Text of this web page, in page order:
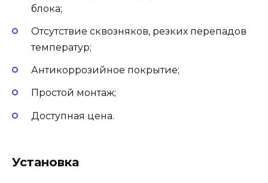
блока;
Отсутствие сквозняков, резких перепадов
температур;
Антикоррозийное покрытие;
Простой монтаж;
Доступная цена.
Установка